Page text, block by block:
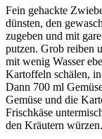
Fein gehackte
dünsten, den
zugeben und mit
putzen. Grob reiben
mit wenig Wasser
Kartoffeln schälen,
Dann 700 ml
Gemüse und die
Frischkäse
den Kräutern würzen.